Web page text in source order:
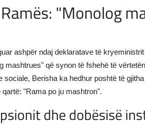
"Monolog
ashpër ndaj deklaratave të kryeministrit
që synon të fshehë të
Berisha ka hedhur poshtë të
"Rama po ju mashtron".
dhe dobësisë